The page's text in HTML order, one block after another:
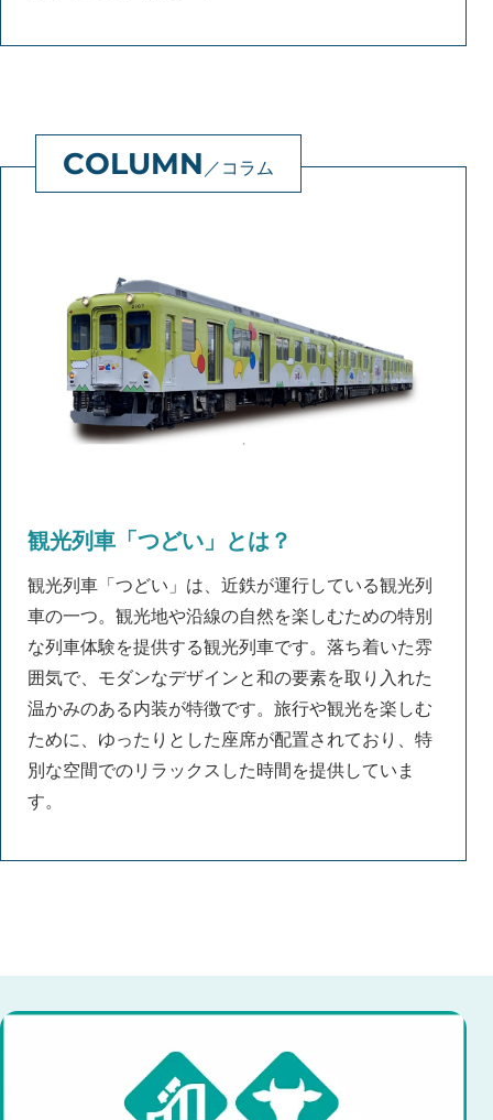
コラム
観光列車「つどい」とは？
観光列車「つどい」は、近鉄が運行している観光列
車の一つ。観光地や沿線の自然を楽しむための特別
な列車体験を提供する観光列車です。落ち着いた雰
囲気で、モダンなデザインと和の要素を取り入れた
温かみのある内装が特徴です。旅行や観光を楽しむ
ために、ゆったりとした座席が配置されており、特
別な空間でのリラックスした時間を提供していま
す。